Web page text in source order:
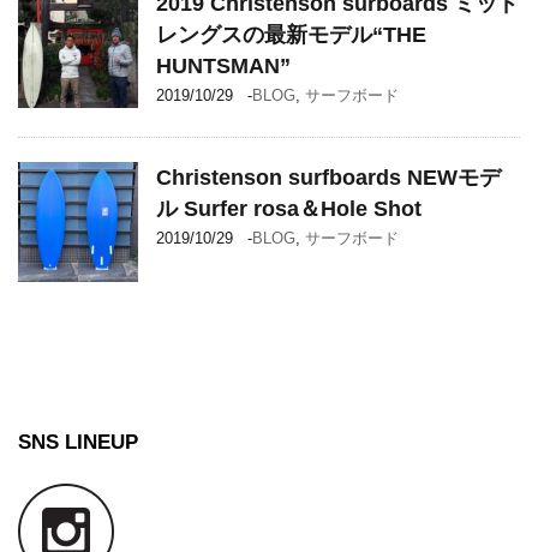
レングスの最新モデル“THE
HUNTSMAN”
2019/10/29 -BLOG サーフボード
Christenson surfboards NEWモデ
ル Surfer rosa＆Hole Shot
2019/10/29 -BLOG サーフボード
SNS LINEUP